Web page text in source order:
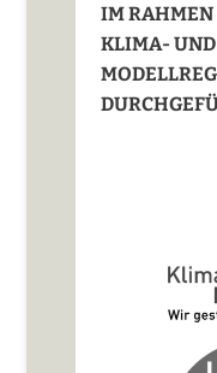
IM RAHMEN
KLIMA-